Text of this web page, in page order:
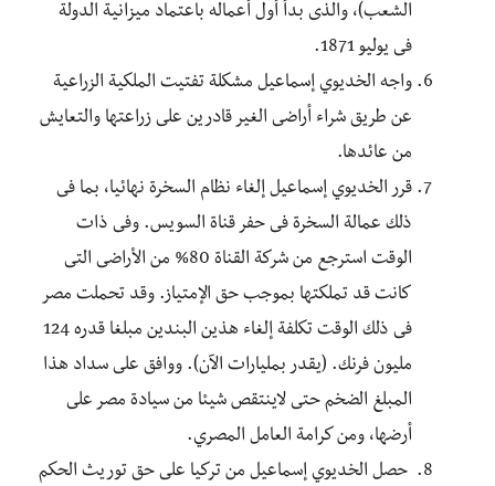
الشعب)، والذى بدأ أول أعماله باعتماد ميزانية الدولة
فى يوليو 1871.
واجه الخديوي إسماعيل مشكلة تفتيت الملكية الزراعية
عن طريق شراء أراضى الغير قادرين على زراعتها والتعايش
من عائدها.
قرر الخديوي إسماعيل إلغاء نظام السخرة نهائيا، بما فى
ذلك عمالة السخرة فى حفر قناة السويس. وفى ذات
الوقت استرجع من شركة القناة 80% من الأراضى التى
كانت قد تملكتها بموجب حق الإمتياز. وقد تحملت مصر
فى ذلك الوقت تكلفة إلغاء هذين البندين مبلغا قدره 124
مليون فرنك. (يقدر بمليارات الآن). ووافق على سداد هذا
المبلغ الضخم حتى لاينتقص شيئا من سيادة مصر على
أرضها، ومن كرامة العامل المصري.
حصل الخديوي إسماعيل من تركيا على حق توريث الحكم